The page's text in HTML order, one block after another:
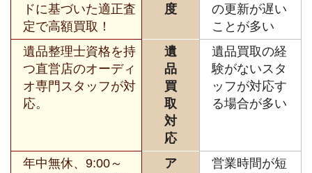
ドに基づいた適正査
定で高額買取！
度
の更新が遅い
ことが多い
遺品整理士資格を持
つ直営店のオーディ
オ専門スタッフが対
応。
遺
品
買
取
対
応
遺品買取の経
験がないスタ
ッフが対応す
る場合が多い
年中無休、9:00～
ア
営業時間が短